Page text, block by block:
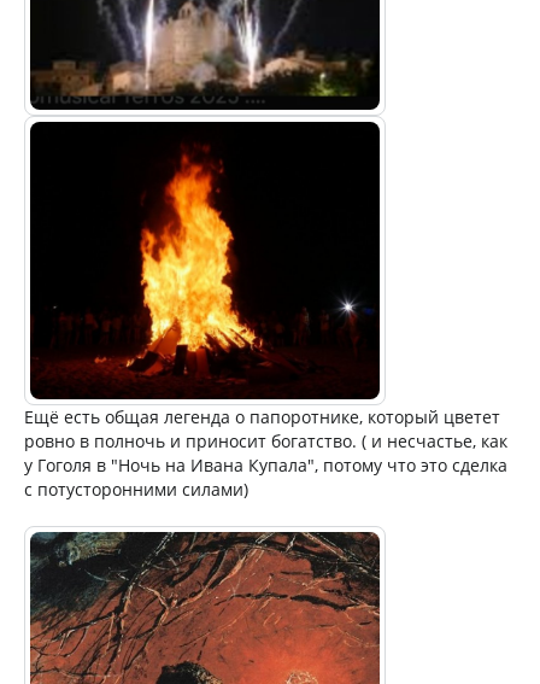
Ещё есть общая легенда о папоротнике, который цветет
ровно в полночь и приносит богатство. ( и несчастье, как
у Гоголя в "Ночь на Ивана Купала", потому что это сделка
с потусторонними силами)